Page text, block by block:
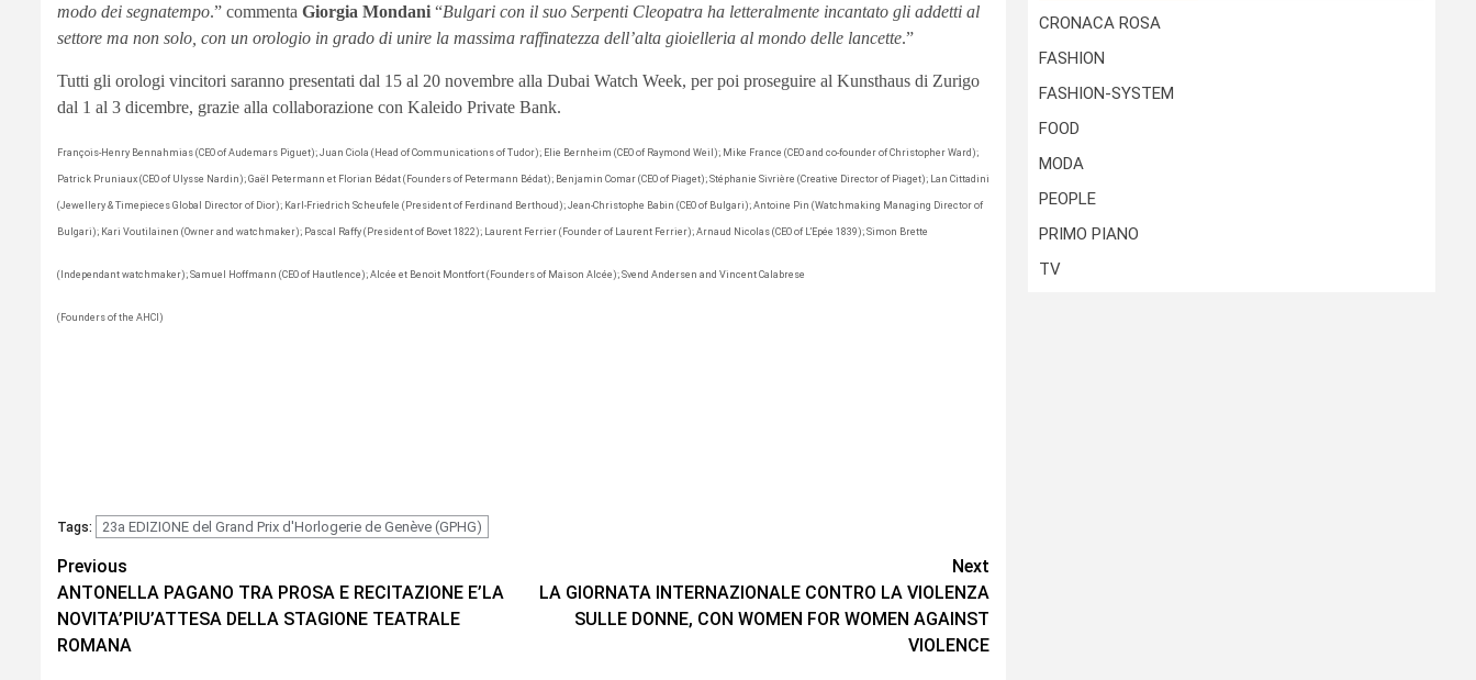
modo dei segnatempo.” commenta Giorgia Mondani “Bulgari con il suo Serpenti Cleopatra ha letteralmente incantato gli addetti al
settore ma non solo, con un orologio in grado di unire la massima raffinatezza dell’alta gioielleria al mondo delle lancette.”
Tutti gli orologi vincitori saranno presentati dal 15 al 20 novembre alla Dubai Watch Week, per poi proseguire al Kunsthaus di Zurigo
dal 1 al 3 dicembre, grazie alla collaborazione con Kaleido Private Bank.
François-Henry Bennahmias (CEO of Audemars Piguet); Juan Ciola (Head of Communications of Tudor); Elie Bernheim (CEO of Raymond Weil); Mike France (CEO and co-founder of Christopher Ward);
Patrick Pruniaux (CEO of Ulysse Nardin); Gaël Petermann et Florian Bédat (Founders of Petermann Bédat); Benjamin Comar (CEO of Piaget); Stéphanie Sivrière (Creative Director of Piaget); Lan Cittadini
(Jewellery & Timepieces Global Director of Dior); Karl-Friedrich Scheufele (President of Ferdinand Berthoud); Jean-Christophe Babin (CEO of Bulgari); Antoine Pin (Watchmaking Managing Director of
Bulgari); Kari Voutilainen (Owner and watchmaker); Pascal Raffy (President of Bovet 1822); Laurent Ferrier (Founder of Laurent Ferrier); Arnaud Nicolas (CEO of L’Epée 1839); Simon Brette
(Independant watchmaker); Samuel Hoffmann (CEO of Hautlence); Alcée et Benoit Montfort (Founders of Maison Alcée); Svend Andersen and Vincent Calabrese
(Founders of the AHCI)
Tags: 23a EDIZIONE del Grand Prix d'Horlogerie de Genève (GPHG)
Continue
Reading
Previous
ANTONELLA PAGANO TRA PROSA E RECITAZIONE E’LA
NOVITA’PIU’ATTESA DELLA STAGIONE TEATRALE
ROMANA
Next
LA GIORNATA INTERNAZIONALE CONTRO LA VIOLENZA
SULLE DONNE, CON WOMEN FOR WOMEN AGAINST
VIOLENCE
CRONACA ROSA
FASHION
FASHION-SYSTEM
FOOD
MODA
PEOPLE
PRIMO PIANO
TV